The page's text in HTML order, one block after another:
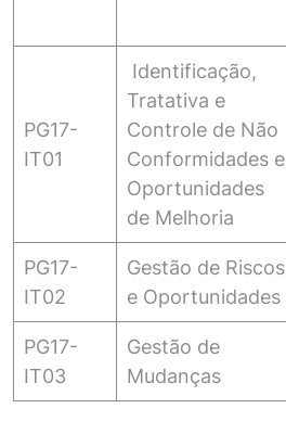
PG17-
IT01
Identificação,
Tratativa e
Controle de Não
Conformidades e
Oportunidades
de Melhoria
PG17-
IT02
Gestão de Riscos
e Oportunidades
PG17-
IT03
Gestão de
Mudanças